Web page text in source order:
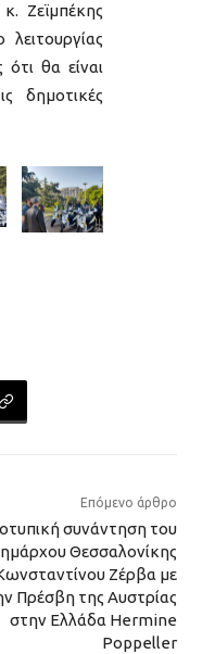
Ζεϊμπέκης
θα είναι
δημοτικές
Επόμενο άρθρο
συνάντηση του
Θεσσαλονίκης
Ζέρβα με
Πρέσβη της Αυστρίας
στην Ελλάδα Hermine
Poppeller